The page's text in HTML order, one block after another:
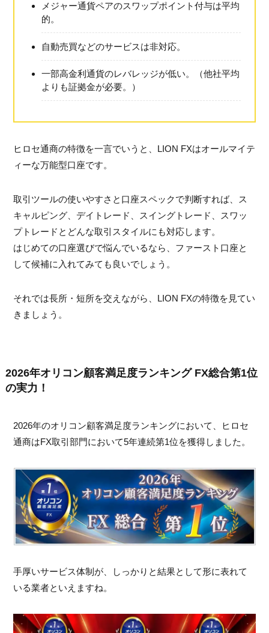
メジャー通貨ペアのスワップポイント付与は平均
的。
自動売買などのサービスは非対応。
一部高金利通貨のレバレッジが低い。（他社平均
よりも証拠金が必要。）
ヒロセ通商の特徴を一言でいうと、LION FXはオールマイテ
ィーな万能型口座です。
取引ツールの使いやすさと口座スペックで判断すれば、ス
キャルピング、デイトレード、スイングトレード、スワッ
プトレードとどんな取引スタイルにも対応します。
はじめての口座選びで悩んでいるなら、ファースト口座と
して候補に入れてみても良いでしょう。
それでは長所・短所を交えながら、LION FXの特徴を見てい
きましょう。
2026年オリコン顧客満足度ランキング FX総合第1位
の実力！
2026年のオリコン顧客満足度ランキングにおいて、ヒロセ
通商はFX取引部門において5年連続第1位を獲得しました。
手厚いサービス体制が、しっかりと結果として形に表れて
いる業者といえますね。